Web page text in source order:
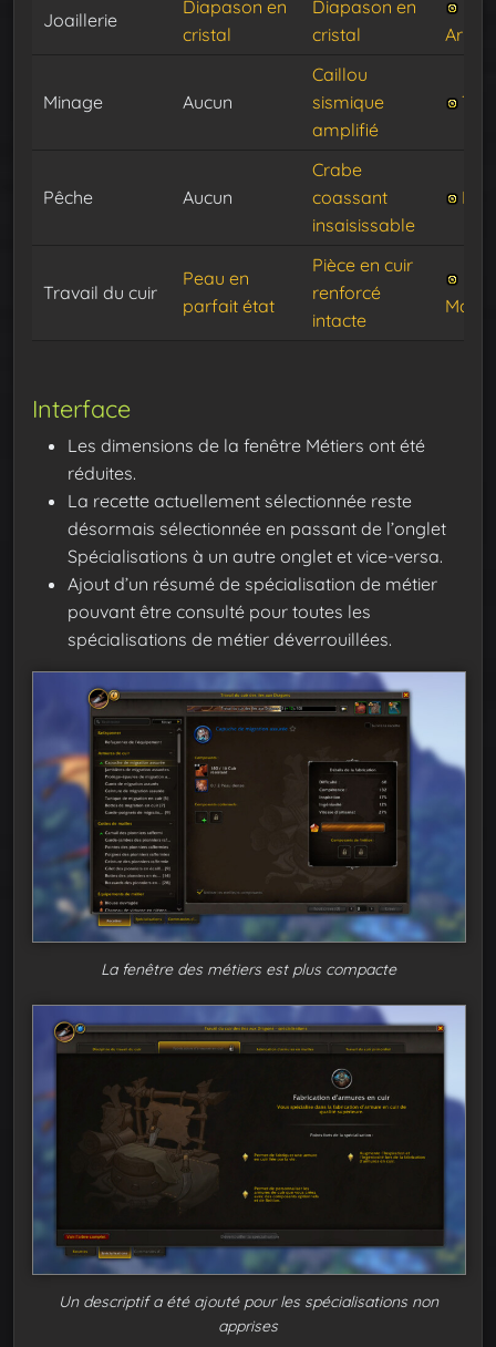
Joaillerie
Diapason en
cristal
Diapason en
cristal
Minage Aucun
Caillou
sismique
amplifié
Pêche Aucun
Crabe
coassant
insaisissable
Travail du cuir
Peau en
parfait état
Pièce en cuir
renforcé
intacte
Interface
Les dimensions de la fenêtre Métiers ont été
réduites.
La recette actuellement sélectionnée reste
désormais sélectionnée en passant de l’onglet
Spécialisations à un autre onglet et vice-versa.
Ajout d’un résumé de spécialisation de métier
pouvant être consulté pour toutes les
spécialisations de métier déverrouillées.
La fenêtre des métiers est plus compacte
Un descriptif a été ajouté pour les spécialisations non
apprises